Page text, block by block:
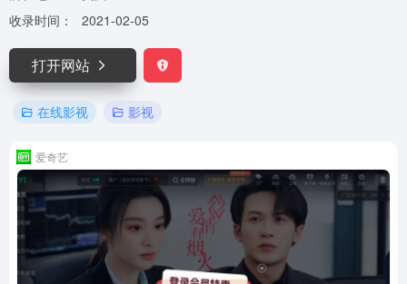
收录时间：
2021-02-05
打开网站
在线影视 影视
爱奇艺